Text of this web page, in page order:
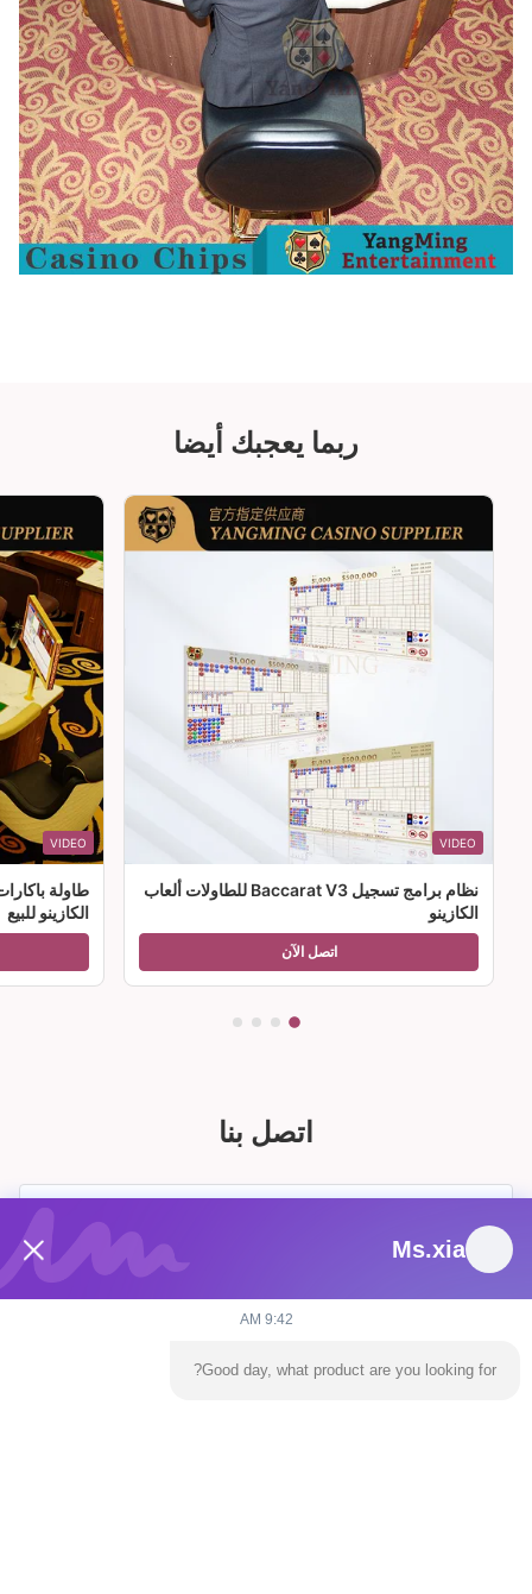
ربما يعجبك أيضا
VIDEO
نظام برامج تسجيل Baccarat V3 للطاولات ألعاب
الكازينو
اتصل الآن
VIDEO
طاولة
الكازينو للبيع
اتصل بنا
Ms.xia
9:42 AM
Good day, what product are you looking for?